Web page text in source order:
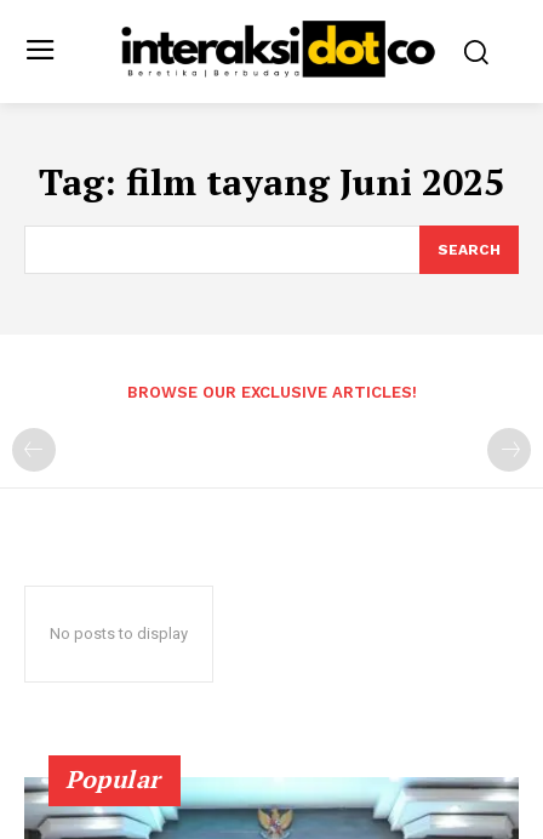
Tag: film tayang Juni 2025
SEARCH
BROWSE OUR EXCLUSIVE ARTICLES!
No posts to display
Popular